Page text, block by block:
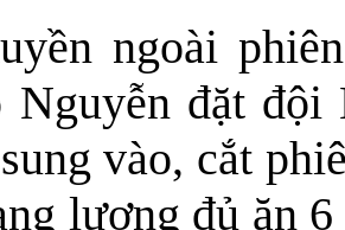
ngoài
Nguyễn đặt đội
vào, cắt
lương đủ ăn